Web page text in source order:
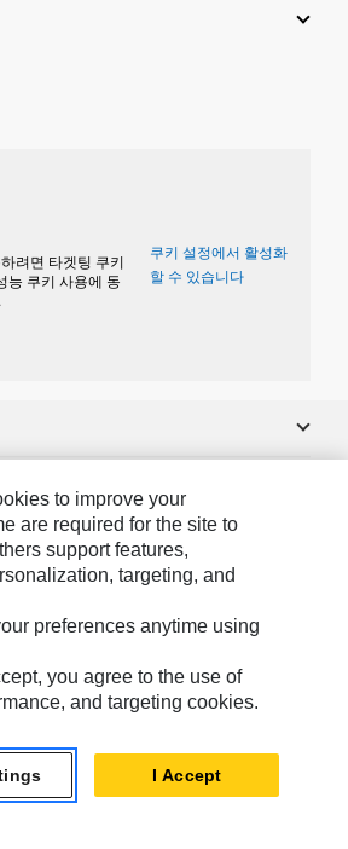
려면 타겟팅 쿠키
능 쿠키 사용에 동
쿠키 설정에서 활성화
할 수 있습니다
to improve your
are required for the site to
support features,
targeting, and
preferences anytime using
you agree to the use of
and targeting cookies.
I Accept